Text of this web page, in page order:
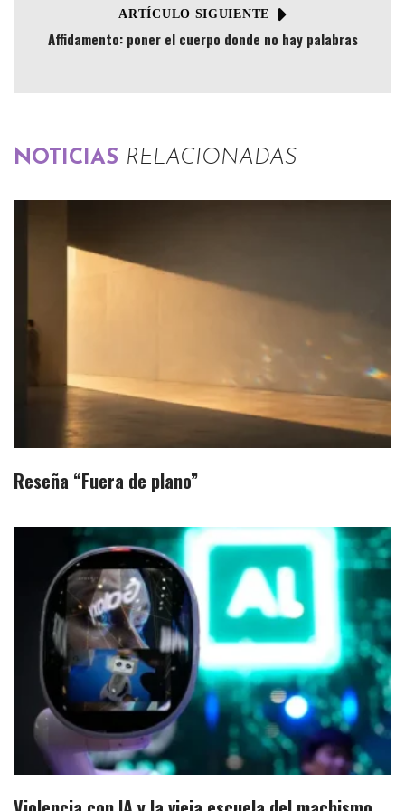
ARTÍCULO SIGUIENTE
Affidamento: poner el cuerpo donde no hay palabras
NOTICIAS RELACIONADAS
Reseña “Fuera de plano”